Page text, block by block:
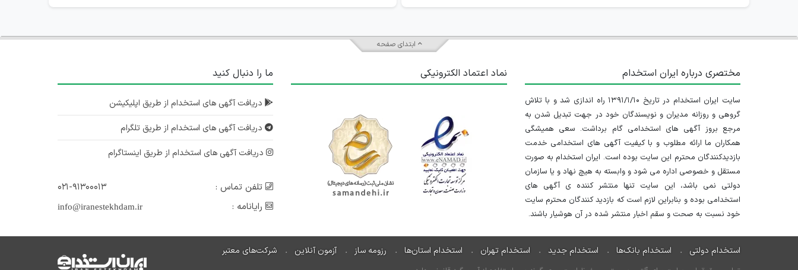
ابتدای صفحه
مختصری درباره ایران استخدام
سایت ایران استخدام در تاریخ ۱۳۹۱/۱/۱۰ راه اندازی شد و با تلاش
گروهی و روزانه مدیران و نویسندگان خود در جهت تبدیل شدن به
مرجع بروز آگهی های استخدامی گام برداشت. سعی همیشگی
همکاران ما ارائه مطلوب و با کیفیت آگهی های استخدامی خدمت
بازدیدکنندگان محترم این سایت بوده است. ایران استخدام به صورت
مستقل و خصوصی اداره می شود و وابسته به هیچ نهاد و یا سازمان
دولتی نمی باشد، این سایت تنها منتشر کننده ی آگهی های
استخدامی بوده و بنابراین لازم است که بازدید کنندگان محترم سایت
خود نسبت به صحت و سقم اخبار منتشر شده در آن هوشیار باشند.
نماد اعتماد الکترونیکی ما را دنبال کنید
دریافت آگهی های استخدام از طریق اپلیکیشن
دریافت آگهی های استخدام از طریق تلگرام
دریافت آگهی های استخدام از طریق اینستاگرام
تلفن تماس :
۰۲۱-۹۱۳۰۰۰۱۳
رایانامه :
info@iranestekhdam.ir
استخدام دولتی استخدام بانک‌ها استخدام جدید استخدام تهران استخدام استان‌ها رزومه ساز آزمون آنلاین شرکت‌های معتبر